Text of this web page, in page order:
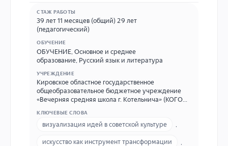
СТАЖ РАБОТЫ
39 лет 11 месяцев (общий) 29 лет
(педагогический)
ОБУЧЕНИЕ
ОБУЧЕНИЕ ,Основное и среднее
образование Русский язык и литература
УЧРЕЖДЕНИЕ
Кировское областное государственное
общеобразовательное бюджетное учреждение
«Вечерняя средняя школа г. Котельнича» (КОГОБУ
Федерация, Кировская область, город Котельнич,
улица Даровская контактный телефон: +7 958 393
КЛЮЧЕВЫЕ СЛОВА
визуализация идей в советской культуре
искусство как инструмент трансформации